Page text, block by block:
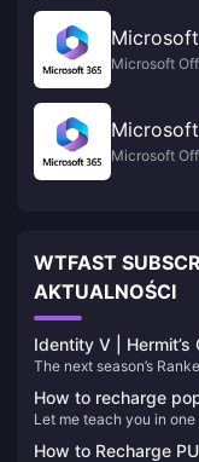
Microsoft
Microsoft
WTFAST
AKTUALNOŚCI
Identity V | Hermit’s
Too Satisfying —
The next season’s
it features special
resurrection!
How to recharge
Let me teach you in
How to Recharge